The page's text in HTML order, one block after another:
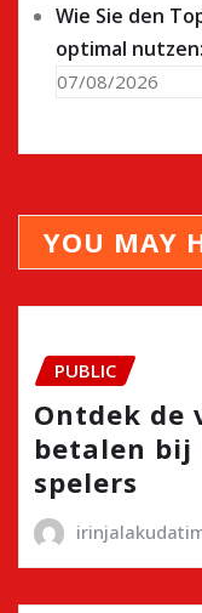
Wie Sie den
optimal
07/08/2026
YOU MAY
PUBLIC
Ontdek de
betalen bij
spelers